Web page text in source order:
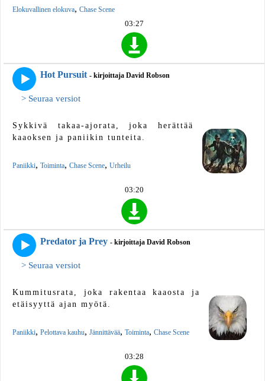
Elokuvallinen elokuva, Chase Scene
03:27
Hot Pursuit - kirjoittaja David Robson
> Seuraa versiot
Sykkivä takaa-ajorata, joka herättää
kaaoksen ja paniikin tunteita.
Paniikki, Toiminta, Chase Scene, Urheilu
03:20
Predator ja Prey - kirjoittaja David Robson
> Seuraa versiot
Kummitusrata, joka rakentaa kaaosta ja
etäisyyttä ajan myötä.
Paniikki, Pelottava kauhu, Jännittävää, Toiminta, Chase Scene
03:28